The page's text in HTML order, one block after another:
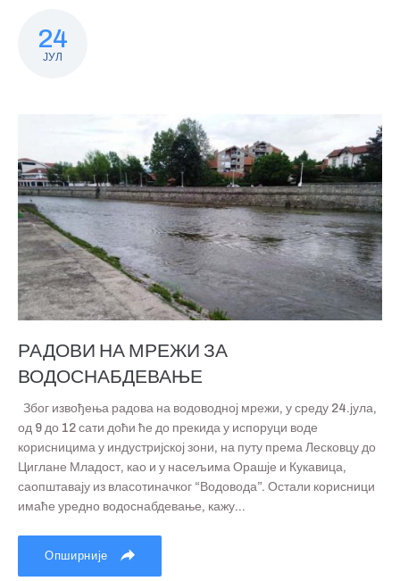
24
ЈУЛ
РАДОВИ НА МРЕЖИ ЗА
ВОДОСНАБДЕВАЊЕ
Због извођења радова на водоводној мрежи, у среду 24.јула,
од 9 до 12 сати доћи ће до прекида у испоруци воде
корисницима у индустријској зони, на путу према Лесковцу до
Циглане Младост, као и у насељима Орашје и Кукавица,
саопштавају из власотиначког “Водовода”. Остали корисници
имаће уредно водоснабдевање, кажу...
Опширније